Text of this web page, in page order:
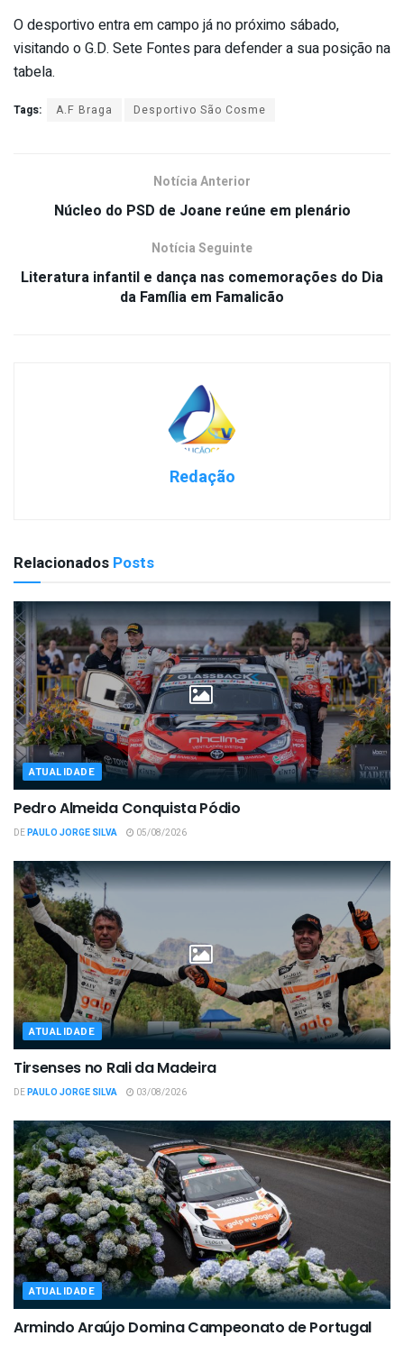
O desportivo entra em campo já no próximo sábado,
visitando o G.D. Sete Fontes para defender a sua posição na
tabela.
Tags: A.F Braga Desportivo São Cosme
Notícia Anterior
Núcleo do PSD de Joane reúne em plenário
Notícia Seguinte
Literatura infantil e dança nas comemorações do Dia
da Família em Famalicão
Redação
Relacionados Posts
ATUALIDADE
Pedro Almeida Conquista Pódio
DEPAULO JORGE SILVA 05/08/2026
ATUALIDADE
Tirsenses no Rali da Madeira
DEPAULO JORGE SILVA 03/08/2026
ATUALIDADE
Armindo Araújo Domina Campeonato de Portugal